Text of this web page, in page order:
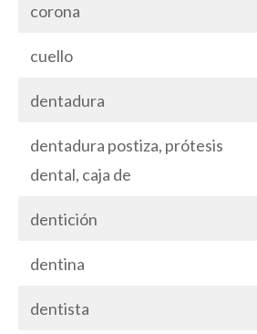
corona
cuello
dentadura
dentadura postiza, prótesis
dental, caja de
dentición
dentina
dentista